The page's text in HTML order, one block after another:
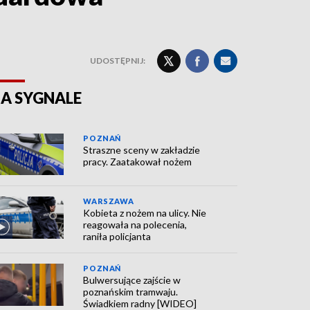
UDOSTĘPNIJ:
SYGNALE
POZNAŃ
Straszne sceny w zakładzie
pracy. Zaatakował nożem
WARSZAWA
Kobieta z nożem na ulicy. Nie
reagowała na polecenia,
raniła policjanta
POZNAŃ
Bulwersujące zajście w
poznańskim tramwaju.
Świadkiem radny [WIDEO]